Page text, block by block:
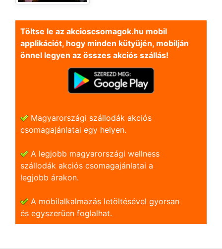
Töltse le az akcioscsomagok.hu mobil
applikációt, hogy minden kütyüjén, mobilján
önnel legyen az összes akciós szállás!
Magyarországi szállodák akciós
csomagajánlatai egy helyen.
A legjobb magyarországi wellness
szállodák akciós csomagajánlatai a
legjobb árakon.
A mobilalkalmazás letöltésével gyorsan
és egyszerũen foglalhat.